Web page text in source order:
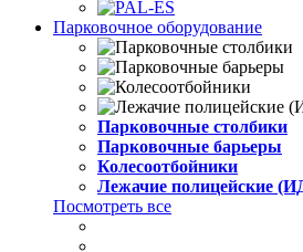
Парковочное оборудование
Парковочные столбики
Парковочные барьеры
Колесоотбойники
Лежачие полицейские
Посмотреть все